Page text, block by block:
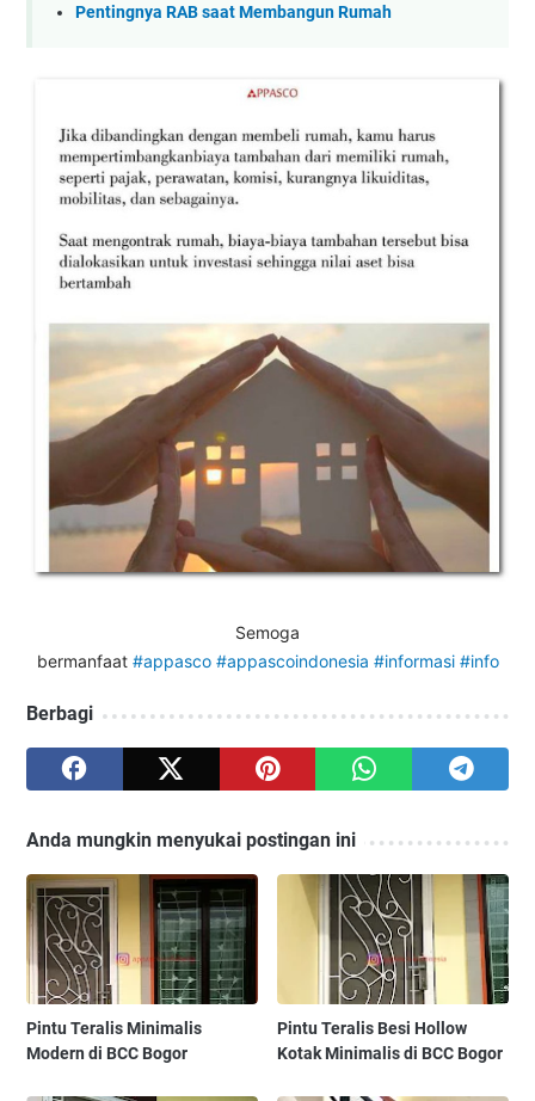
Pentingnya RAB saat Membangun Rumah
Semoga
bermanfaat #appasco #appascoindonesia #informasi #info
Berbagi
Anda mungkin menyukai postingan ini
Pintu Teralis Minimalis
Modern di BCC Bogor
Pintu Teralis Besi Hollow
Kotak Minimalis di BCC Bogor